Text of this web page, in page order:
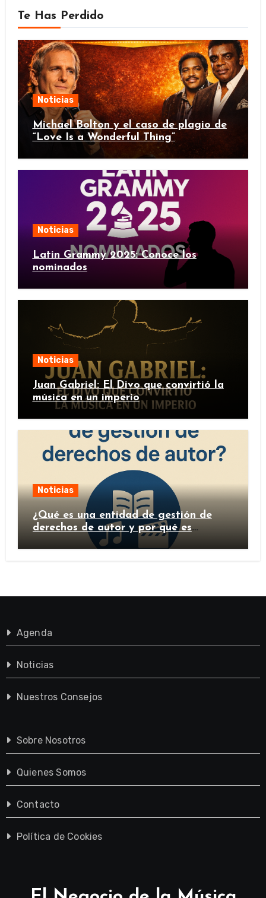
Te Has Perdido
Noticias
Michael Bolton y el caso de plagio de
“Love Is a Wonderful Thing”
Noticias
Latin Grammy 2025: Conoce los
nominados
Noticias
Juan Gabriel: El Divo que convirtió la
música en un imperio
Noticias
¿Qué es una entidad de gestión de
derechos de autor y por qué es
importante?
Agenda
Noticias
Nuestros Consejos
Sobre Nosotros
Quienes Somos
Contacto
Política de Cookies